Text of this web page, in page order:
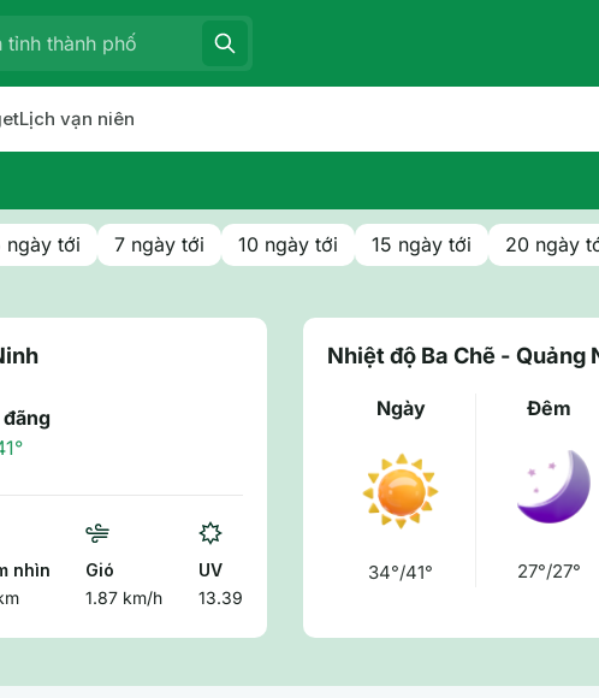
Lịch vạn niên
ngày tới 7 ngày tới 10 ngày tới 15 ngày tới 20 ngày
nhìn
Gió
1.87 km/h
UV
13.39
Nhiệt độ Ba Chẽ - Quảng
Ngày
34°/41°
Đêm
27°/27°